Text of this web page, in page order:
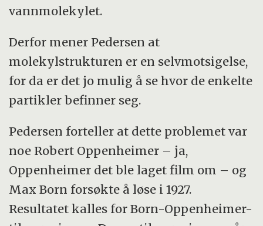
vannmolekylet.
Derfor mener Pedersen at
molekylstrukturen er en selvmotsigelse,
for da er det jo mulig å se hvor de enkelte
partikler befinner seg.
Pedersen forteller at dette problemet var
noe Robert Oppenheimer – ja,
Oppenheimer det ble laget film om – og
Max Born forsøkte å løse i 1927.
Resultatet kalles for Born-Oppenheimer-